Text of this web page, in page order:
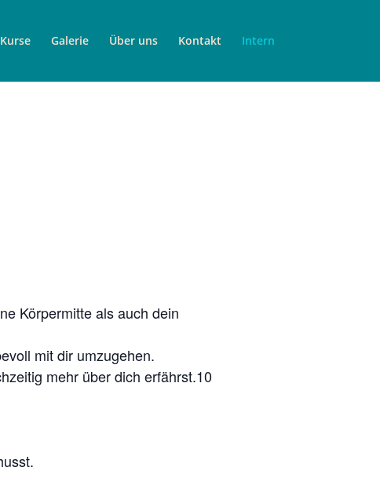
Kurse Galerie Über uns Kontakt Intern
Körpermitte als auch dein
mit dir umzugehen.
mehr über dich erfährst.10